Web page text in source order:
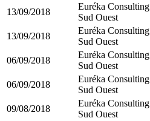
13/09/2018
Euréka Consulting
Sud Ouest
13/09/2018
Euréka Consulting
Sud Ouest
06/09/2018
Euréka Consulting
Sud Ouest
06/09/2018
Euréka Consulting
Sud Ouest
09/08/2018
Euréka Consulting
Sud Ouest